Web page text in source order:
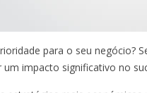
para o seu negócio?
impacto significativo no